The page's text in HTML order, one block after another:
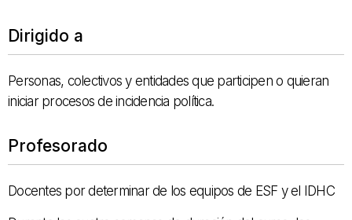
Dirigido a
Personas, colectivos y entidades que participen o quieran
iniciar procesos de incidencia política.
Profesorado
Docentes por determinar de los equipos de ESF y el IDHC